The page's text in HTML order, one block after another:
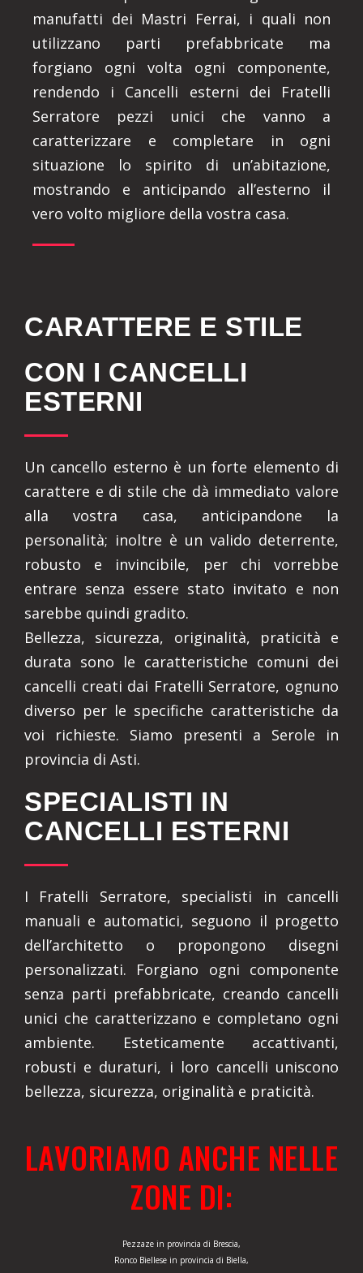
manufatti dei Mastri Ferrai, i quali non
utilizzano parti prefabbricate ma
forgiano ogni volta ogni componente,
rendendo i Cancelli esterni dei Fratelli
Serratore pezzi unici che vanno a
caratterizzare e completare in ogni
situazione lo spirito di un’abitazione,
mostrando e anticipando all’esterno il
vero volto migliore della vostra casa.
CARATTERE E STILE
CON I CANCELLI
ESTERNI
Un cancello esterno è un forte elemento di
carattere e di stile che dà immediato valore
alla vostra casa, anticipandone la
personalità; inoltre è un valido deterrente,
robusto e invincibile, per chi vorrebbe
entrare senza essere stato invitato e non
sarebbe quindi gradito.
Bellezza, sicurezza, originalità, praticità e
durata sono le caratteristiche comuni dei
cancelli creati dai Fratelli Serratore, ognuno
diverso per le specifiche caratteristiche da
voi richieste. Siamo presenti a Serole in
provincia di Asti.
SPECIALISTI IN
CANCELLI ESTERNI
I Fratelli Serratore, specialisti in cancelli
manuali e automatici, seguono il progetto
dell’architetto o propongono disegni
personalizzati. Forgiano ogni componente
senza parti prefabbricate, creando cancelli
unici che caratterizzano e completano ogni
ambiente. Esteticamente accattivanti,
robusti e duraturi, i loro cancelli uniscono
bellezza, sicurezza, originalità e praticità.
LAVORIAMO ANCHE NELLE
ZONE DI:
Pezzaze in provincia di Brescia,
Ronco Biellese in provincia di Biella,